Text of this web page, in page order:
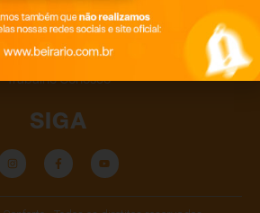
CONTATO
SAC 0800 541 3536
Trabalhe Conosco
SIGA